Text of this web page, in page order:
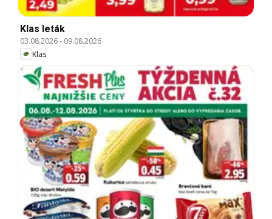
Klas leták
03.08.2026- 09.08.2026
Klas